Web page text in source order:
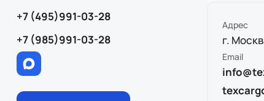
+7 (495)991-03-28
+7 (985)991-03-28
Адрес
г.
Email